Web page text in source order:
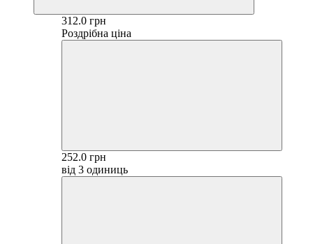
312.0 грн
Роздрібна ціна
252.0 грн
від 3 одиниць